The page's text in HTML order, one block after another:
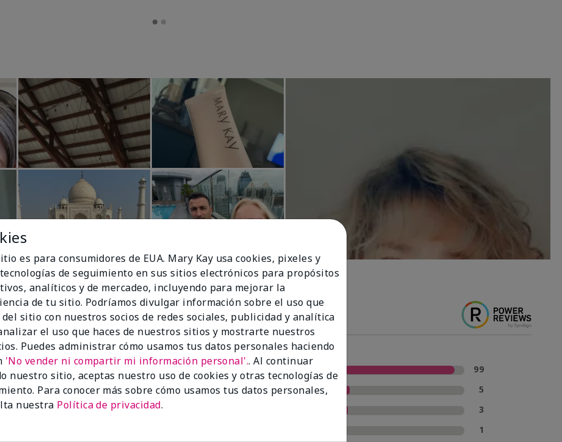
99%
amigo.
99
4 estrellas
5
3
1
es para consumidores de EUA. Mary Kay usa cookies, pixeles y
de seguimiento en sus sitios electrónicos para propósitos
analíticos y de mercadeo, incluyendo para mejorar la
de tu sitio. Podríamos divulgar información sobre el uso que
del sitio con nuestros socios de redes sociales, publicidad y analítica
el uso que haces de nuestros sitios y mostrarte nuestros
Puedes administrar cómo usamos tus datos personales haciendo
'No vender ni compartir mi información personal'.. Al continuar
nuestro sitio, aceptas nuestro uso de cookies y otras tecnologías de
Para conocer más sobre cómo usamos tus datos personales,
nuestra Política de privacidad.